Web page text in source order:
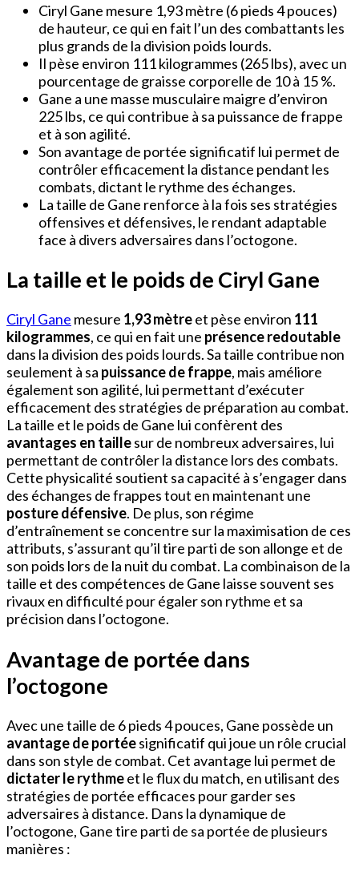
Ciryl Gane mesure 1,93 mètre (6 pieds 4 pouces)
de hauteur, ce qui en fait l’un des combattants les
plus grands de la division poids lourds.
Il pèse environ 111 kilogrammes (265 lbs), avec un
pourcentage de graisse corporelle de 10 à 15 %.
Gane a une masse musculaire maigre d’environ
225 lbs, ce qui contribue à sa puissance de frappe
et à son agilité.
Son avantage de portée significatif lui permet de
contrôler efficacement la distance pendant les
combats, dictant le rythme des échanges.
La taille de Gane renforce à la fois ses stratégies
offensives et défensives, le rendant adaptable
face à divers adversaires dans l’octogone.
La taille et le poids de Ciryl Gane
Ciryl Gane mesure 1,93 mètreet pèse environ 111
kilogrammes, ce qui en fait une présence redoutable
dans la division des poids lourds. Sa taille contribue non
seulement à sa puissance de frappe, mais améliore
également son agilité, lui permettant d’exécuter
efficacement des stratégies de préparation au combat.
La taille et le poids de Gane lui confèrent des
avantages en taillesur de nombreux adversaires, lui
permettant de contrôler la distance lors des combats.
Cette physicalité soutient sa capacité à s’engager dans
des échanges de frappes tout en maintenant une
posture défensive. De plus, son régime
d’entraînement se concentre sur la maximisation de ces
attributs, s’assurant qu’il tire parti de son allonge et de
son poids lors de la nuit du combat. La combinaison de la
taille et des compétences de Gane laisse souvent ses
rivaux en difficulté pour égaler son rythme et sa
précision dans l’octogone.
Avantage de portée dans
l’octogone
Avec une taille de 6 pieds 4 pouces, Gane possède un
avantage de portéesignificatif qui joue un rôle crucial
dans son style de combat. Cet avantage lui permet de
dictater le rythmeet le flux du match, en utilisant des
stratégies de portée efficaces pour garder ses
adversaires à distance. Dans la dynamique de
l’octogone, Gane tire parti de sa portée de plusieurs
manières :